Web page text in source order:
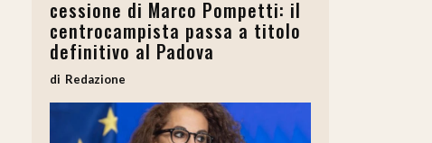
cessione di Marco Pompetti: il
centrocampista passa a titolo
definitivo al Padova
Redazione